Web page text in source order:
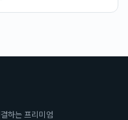
하는 프리미엄